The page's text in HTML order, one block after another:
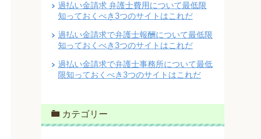
過払い金請求 弁護士費用について最低限
知っておくべき3つのサイトはこれだ
過払い金請求で弁護士報酬について最低限
知っておくべき3つのサイトはこれだ
過払い金請求で弁護士事務所について最低
限知っておくべき3つのサイトはこれだ
カテゴリー